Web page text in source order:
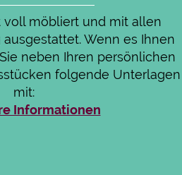
voll möbliert und mit allen
Wenn es Ihnen
neben Ihren persönlichen
folgende Unterlagen
mit:
Informationen